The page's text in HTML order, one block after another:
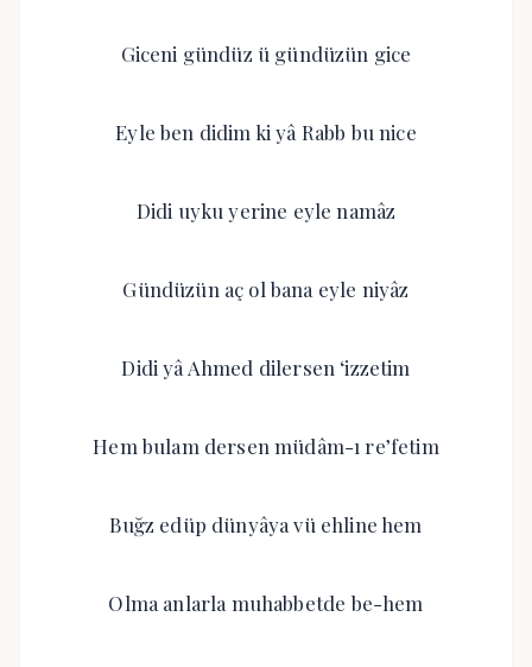
Giceni gündüz ü gündüzün gice
Eyle ben didim ki yâ Rabb bu nice
Didi uyku yerine eyle namâz
Gündüzün aç ol bana eyle niyâz
Didi yâ Ahmed dilersen ‘izzetim
Hem bulam dersen müdâm-ı re’fetim
Buğz edüp dünyâya vü ehline hem
Olma anlarla muhabbetde be-hem